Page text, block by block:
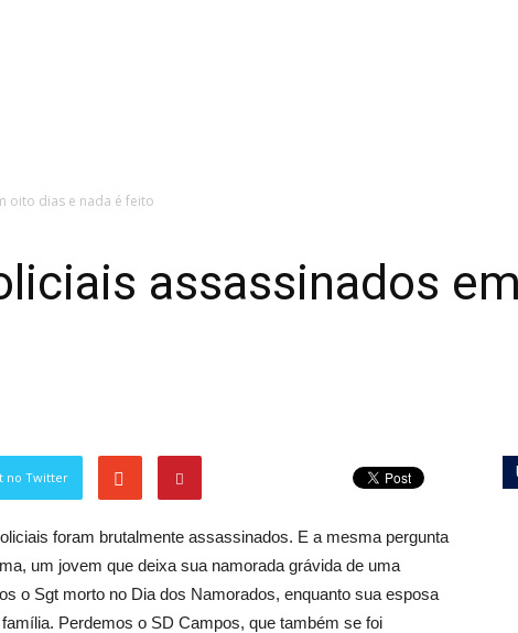
oito dias e nada é feito
assassinados
no Twitter
foram brutalmente assassinados. E a mesma pergunta
um jovem que deixa sua namorada grávida de uma
o Sgt morto no Dia dos Namorados, enquanto sua esposa
Perdemos o SD Campos, que também se foi